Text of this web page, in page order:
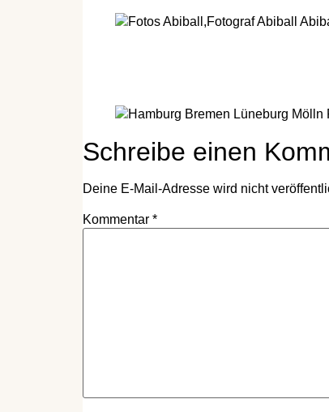
Schreibe einen
Deine E-Mail-Adresse wird nicht
Kommentar *